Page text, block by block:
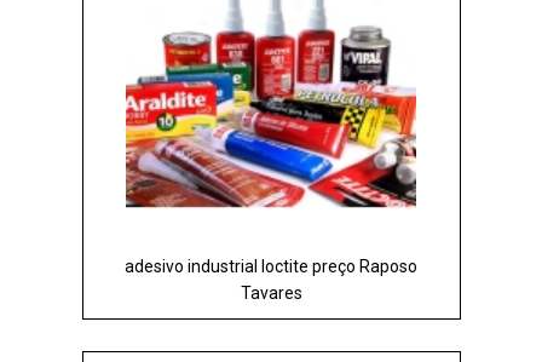
adesivo industrial loctite preço Raposo
Tavares